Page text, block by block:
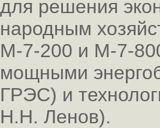
для решения
народным
М-7-200 и М-7-
мощными
ГРЭС) и
Н.Н. Ленов).